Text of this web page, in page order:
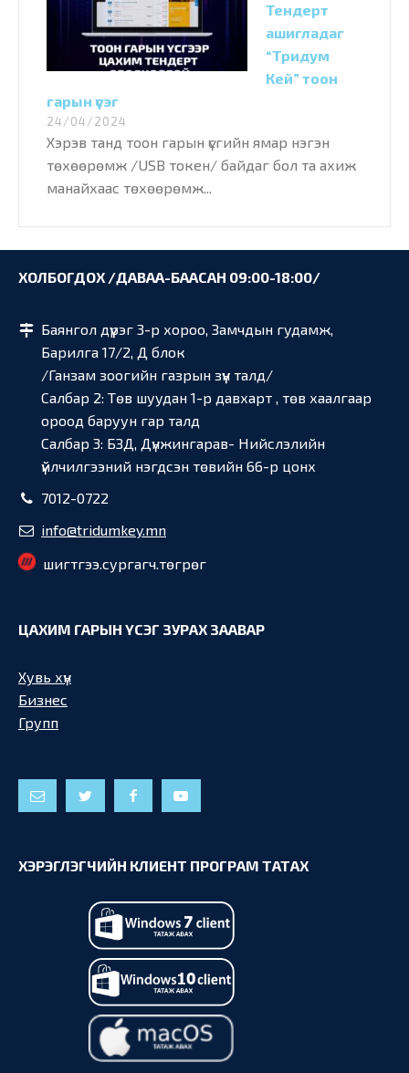
Тендерт
ашигладаг
“Тридум
Кей” тоон
гарын үсэг
24/04/2024
Хэрэв танд тоон гарын үсгийн ямар нэгэн
төхөөрөмж /USB токен/ байдаг бол та ахиж
манайхаас төхөөрөмж...
ХОЛБОГДОХ /ДАВАА-БААСАН 09:00-18:00/
Баянгол дүүрэг 3-р хороо, Замчдын гудамж,
Барилга 17/2, Д блок
/Ганзам зоогийн газрын зүүн талд/
Салбар 2: Төв шуудан 1-р давхарт , төв хаалгаар
ороод баруун гар талд
Салбар 3: БЗД, Дүнжингарав- Нийслэлийн
үйлчилгээний нэгдсэн төвийн 66-р цонх
7012-0722
info@tridumkey.mn
шигтгээ.сургагч.төгрөг
ЦАХИМ ГАРЫН ҮСЭГ ЗУРАХ ЗААВАР
Хувь хүн
Бизнес
Групп
ХЭРЭГЛЭГЧИЙН КЛИЕНТ ПРОГРАМ ТАТАХ